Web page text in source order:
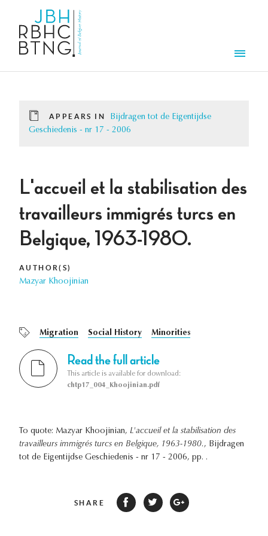
APPEARS IN
Bijdragen tot de Eigentijdse
Geschiedenis - nr 17 - 2006
L'accueil et la stabilisation des
travailleurs immigrés turcs en
Belgique, 1963-1980.
AUTHOR(S)
Mazyar Khoojinian
Migration Social History Minorities
Read the full article
This article is available for download:
chtp17_004_Khoojinian.pdf
To quote: Mazyar Khoojinian, L'accueil et la stabilisation des
travailleurs immigrés turcs en Belgique, 1963-1980., Bijdragen
tot de Eigentijdse Geschiedenis - nr 17 - 2006, pp. .
SHARE